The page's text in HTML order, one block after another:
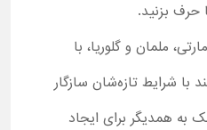
بزنید.
ملمان و گلوریا، با
شرایط تازه‌شان سازگار
به همدیگر برای ایجاد